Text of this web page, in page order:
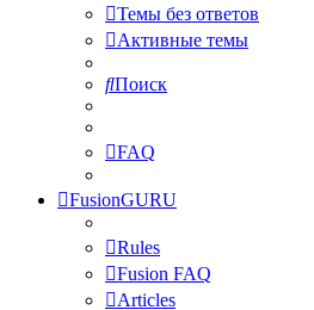
Темы без ответов
Активные темы
Поиск
FAQ
FusionGURU
Rules
Fusion FAQ
Articles